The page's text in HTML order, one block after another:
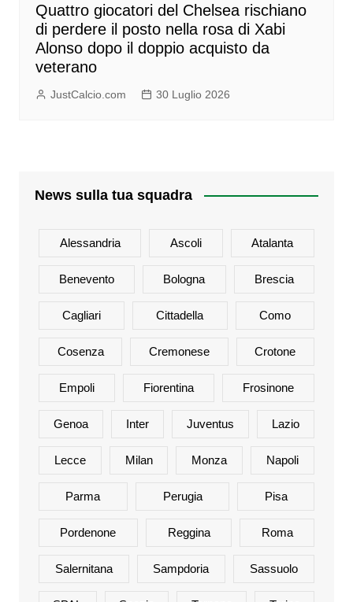
Quattro giocatori del Chelsea rischiano
di perdere il posto nella rosa di Xabi
Alonso dopo il doppio acquisto da
veterano
JustCalcio.com 30 Luglio 2026
News sulla tua squadra
Alessandria Ascoli Atalanta
Benevento Bologna Brescia
Cagliari Cittadella Como
Cosenza Cremonese Crotone
Empoli Fiorentina Frosinone
Genoa Inter Juventus Lazio
Lecce Milan Monza Napoli
Parma Perugia Pisa
Pordenone Reggina Roma
Salernitana Sampdoria Sassuolo